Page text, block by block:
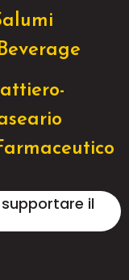
supportare il